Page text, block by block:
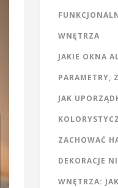
WNĘTRZA
JAKIE OKNA
PARAMETRY,
JAK
ZACHOWAĆ
DEKORACJE
WNĘTRZA: